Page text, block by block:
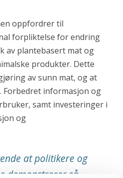
oppfordrer til
forpliktelse for endring
av plantebasert mat og
produkter. Dette
av sunn mat, og at
Forbedret informasjon og
samt investeringer i
og
at politikere og
demonstrerer så